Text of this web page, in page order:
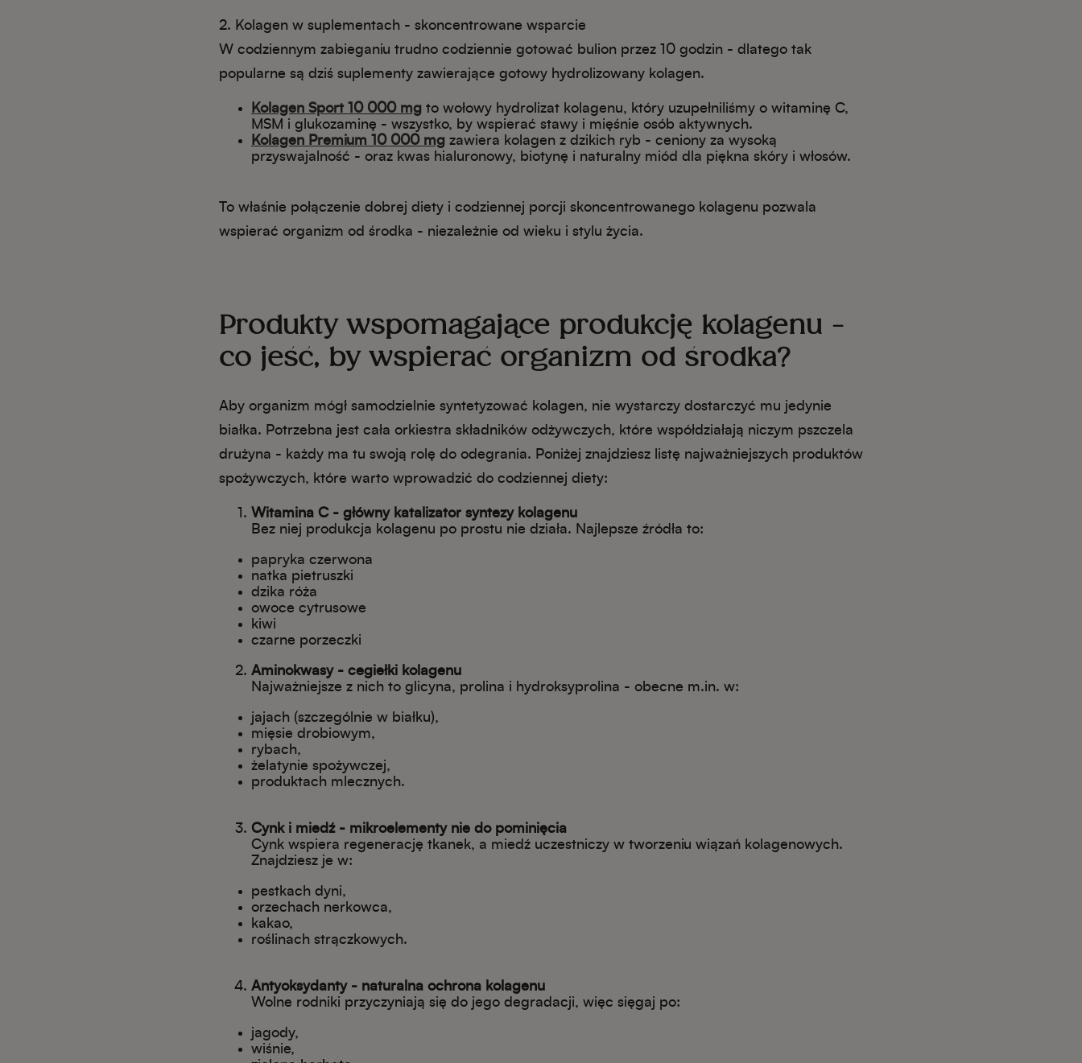
2. Kolagen w suplementach - skoncentrowane wsparcie
W codziennym zabieganiu trudno codziennie gotować bulion przez 10 godzin - dlatego tak
popularne są dziś suplementy zawierające gotowy hydrolizowany kolagen.
Kolagen Sport 10 000 mg to wołowy hydrolizat kolagenu, który uzupełniliśmy o witaminę C,
MSM i glukozaminę - wszystko, by wspierać stawy i mięśnie osób aktywnych.
Kolagen Premium 10 000 mg zawiera kolagen z dzikich ryb - ceniony za wysoką
przyswajalność - oraz kwas hialuronowy, biotynę i naturalny miód dla piękna skóry i włosów.
To właśnie połączenie dobrej diety i codziennej porcji skoncentrowanego kolagenu pozwala
wspierać organizm od środka - niezależnie od wieku i stylu życia.
Produkty wspomagające produkcję kolagenu -
co jeść, by wspierać organizm od środka?
Aby organizm mógł samodzielnie syntetyzować kolagen, nie wystarczy dostarczyć mu jedynie
białka. Potrzebna jest cała orkiestra składników odżywczych, które współdziałają niczym pszczela
drużyna - każdy ma tu swoją rolę do odegrania. Poniżej znajdziesz listę najważniejszych produktów
spożywczych, które warto wprowadzić do codziennej diety:
Witamina C - główny katalizator syntezy kolagenu
Bez niej produkcja kolagenu po prostu nie działa. Najlepsze źródła to:
papryka czerwona
natka pietruszki
dzika róża
owoce cytrusowe
kiwi
czarne porzeczki
Aminokwasy - cegiełki kolagenu
Najważniejsze z nich to glicyna, prolina i hydroksyprolina - obecne m.in. w:
jajach (szczególnie w białku),
mięsie drobiowym,
rybach,
żelatynie spożywczej,
produktach mlecznych.
Cynk i miedź - mikroelementy nie do pominięcia
Cynk wspiera regenerację tkanek, a miedź uczestniczy w tworzeniu wiązań kolagenowych.
Znajdziesz je w:
pestkach dyni,
orzechach nerkowca,
kakao,
roślinach strączkowych.
Antyoksydanty - naturalna ochrona kolagenu
Wolne rodniki przyczyniają się do jego degradacji, więc sięgaj po:
jagody,
wiśnie,